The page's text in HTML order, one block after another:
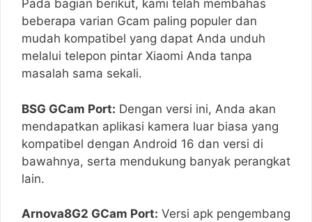
Pada bagian berikut, kami telah membahas
beberapa varian Gcam paling populer dan
mudah kompatibel yang dapat Anda unduh
melalui telepon pintar Xiaomi Anda tanpa
masalah sama sekali.
BSG GCam Port: Dengan versi ini, Anda akan
mendapatkan aplikasi kamera luar biasa yang
kompatibel dengan Android 16 dan versi di
bawahnya, serta mendukung banyak perangkat
lain.
Arnova8G2 GCam Port: Versi apk pengembang